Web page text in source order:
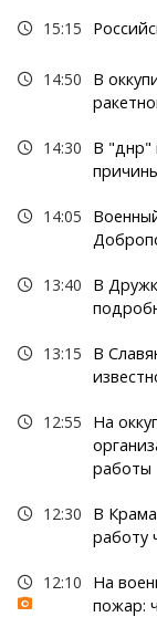
15:15
14:50
В
14:30
В "днр"
14:05
13:40
В
13:15
В
12:55
На
работы
12:30
В
работу
12:10
На
пожар: